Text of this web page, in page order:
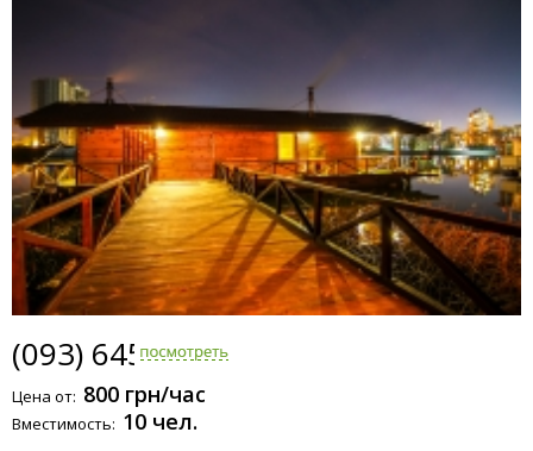
(093) 645-0310
Цена от: 800 грн/час
Вместимость: 10 чел.